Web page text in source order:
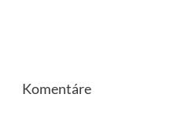
Komentáre